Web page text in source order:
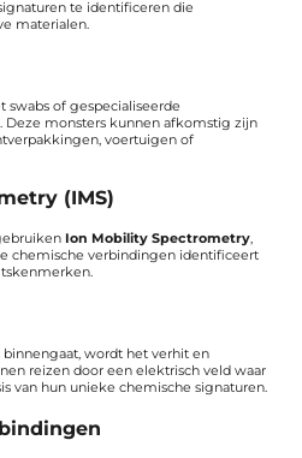
te identificeren die
materialen.
swabs of gespecialiseerde
Deze monsters kunnen afkomstig zijn
voertuigen of
(IMS)
Ion Mobility Spectrometry,
chemische verbindingen identificeert
wordt het verhit en
reizen door een elektrisch veld waar
van hun unieke chemische signaturen.